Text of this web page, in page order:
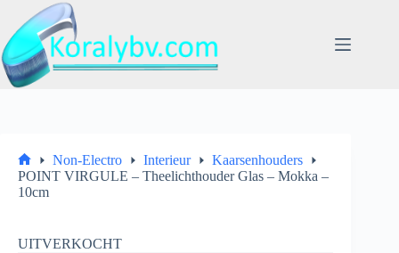
naar
de
inhoud
Home
Non-Electro Interieur
Kaarsenhouders
POINT VIRGULE – Theelichthouder Glas – Mokka –
10cm
UITVERKOCHT